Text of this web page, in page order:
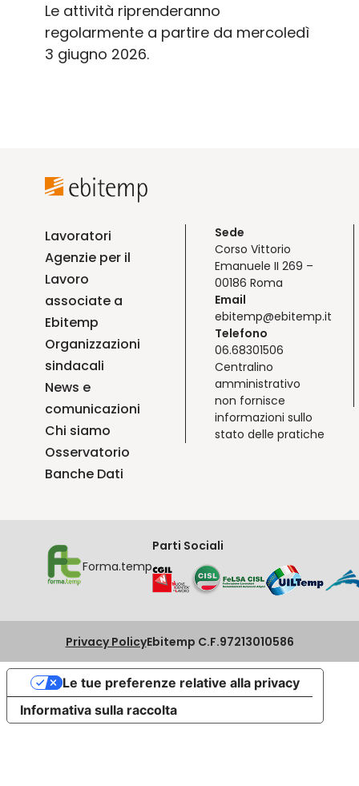
Le attività riprenderanno
regolarmente a partire da mercoledì
3 giugno 2026.
Lavoratori
Agenzie per il
Lavoro
associate a
Ebitemp
Organizzazioni
sindacali
News e
comunicazioni
Chi siamo
Osservatorio
Banche Dati
Sede
Corso Vittorio
Emanuele II 269 –
00186 Roma
Email
ebitemp@ebitemp.it
Telefono
06.68301506
Centralino
amministrativo
non fornisce
informazioni sullo
stato delle pratiche
Forma.temp
Parti Sociali
Privacy PolicyEbitemp C.F.97213010586
Informativa sulla raccolta
Le tue preferenze relative alla privacy